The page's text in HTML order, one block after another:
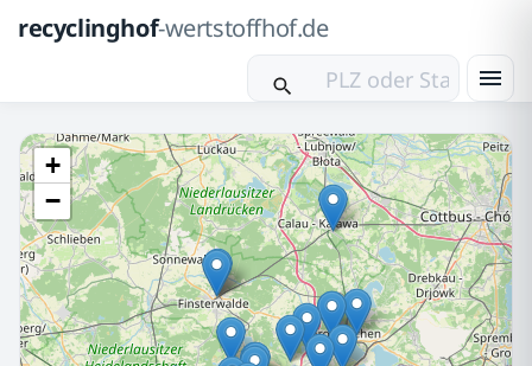
recyclinghof-wertstoffhof.de
+
−